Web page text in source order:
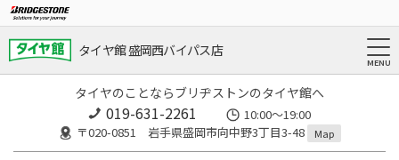
タイヤ館 盛岡西バイパス店
タイヤのことならブリヂストンのタイヤ館へ
019-631-2261
10:00～19:00
〒020-0851 岩手県盛岡市向中野3丁目3-48
Map